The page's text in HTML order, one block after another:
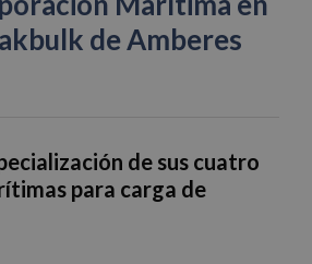
de Amberes
de sus cuatro
para carga de